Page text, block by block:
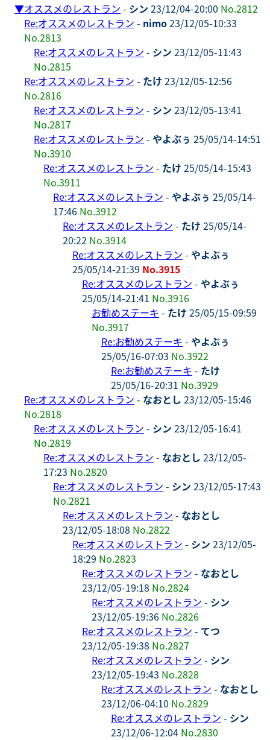
▼オススメのレストラン - シン 23/12/04-20:00 No.2812
Re:オススメのレストラン - nimo23/12/05-10:33
No.2813
Re:オススメのレストラン - シン 23/12/05-11:43
No.2815
Re:オススメのレストラン - たけ 23/12/05-12:56
No.2816
Re:オススメのレストラン - シン 23/12/05-13:41
No.2817
Re:オススメのレストラン - やよぶぅ 25/05/14-14:51
No.3910
Re:オススメのレストラン - たけ 25/05/14-15:43
No.3911
Re:オススメのレストラン - やよぶぅ 25/05/14-
17:46 No.3912
Re:オススメのレストラン - たけ 25/05/14-
20:22 No.3914
Re:オススメのレストラン - やよぶぅ
25/05/14-21:39 No.3915
Re:オススメのレストラン - やよぶぅ
25/05/14-21:41 No.3916
お勧めステーキ - たけ 25/05/15-09:59
No.3917
Re:お勧めステーキ - やよぶぅ
25/05/16-07:03 No.3922
Re:お勧めステーキ - たけ
25/05/16-20:31 No.3929
Re:オススメのレストラン - なおとし 23/12/05-15:46
No.2818
Re:オススメのレストラン - シン 23/12/05-16:41
No.2819
Re:オススメのレストラン - なおとし 23/12/05-
17:23 No.2820
Re:オススメのレストラン - シン 23/12/05-17:43
No.2821
Re:オススメのレストラン - なおとし
23/12/05-18:08 No.2822
Re:オススメのレストラン - シン 23/12/05-
18:29 No.2823
Re:オススメのレストラン - なおとし
23/12/05-19:18 No.2824
Re:オススメのレストラン - シン
23/12/05-19:36 No.2826
Re:オススメのレストラン - てつ
23/12/05-19:38 No.2827
Re:オススメのレストラン - シン
23/12/05-19:43 No.2828
Re:オススメのレストラン - なおとし
23/12/06-04:10 No.2829
Re:オススメのレストラン - シン
23/12/06-12:04 No.2830